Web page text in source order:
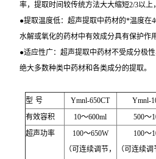
率，提取时间较传统方法大大缩短2/3以上，
●提取温度低：超声提取中药材的*温度在
水解或氧化的药材中有效成分具有保护作
●适应性广：超声提取中药材不受成分极
绝大多数种类中药材和各类成分的提取。
型 号 Ymnl-650CT Ymnl-
有效容积
10～600ml 500～
超声功率
100～650W
（可连续调节，
100～
（可连续